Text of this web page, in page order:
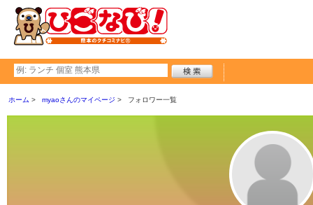
ホーム myaoさんのマイページ フォロワー一覧